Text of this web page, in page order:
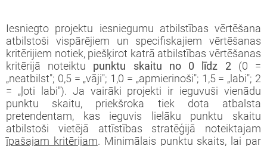
Iesniegto projektu iesniegumu atbilstības vērtēšana
atbilstoši vispārējiem un specifiskajiem vērtēšanas
kritērijiem notiek, piešķirot katrā atbilstības vērtēšanas
kritērijā noteiktu punktu skaitu no 0 līdz 2(0 =
„neatbilst"; 0,5 = „vāji"; 1,0 = „apmierinoši"; 1,5 = „labi"; 2
= „ļoti labi"). Ja vairāki projekti ir ieguvuši vienādu
punktu skaitu, priekšroka tiek dota atbalsta
pretendentam, kas ieguvis lielāku punktu skaitu
atbilstoši vietējā attīstības stratēģijā noteiktajam
īpašajam kritērijam. Minimālais punktu skaits, lai par